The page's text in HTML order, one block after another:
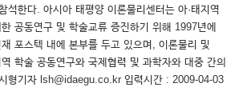
석한다. 아시아 태평양 이론물리센터는 아·태지역
공동연구 및 학술교류 증진하기 위해 1997년에
포스텍 내에 본부를 두고 있으며, 이론물리 및
학술 공동연구와 국제협력 및 과학자와 대중 간의
형기자 lsh@idaegu.co.kr 입력시간 : 2009-04-03